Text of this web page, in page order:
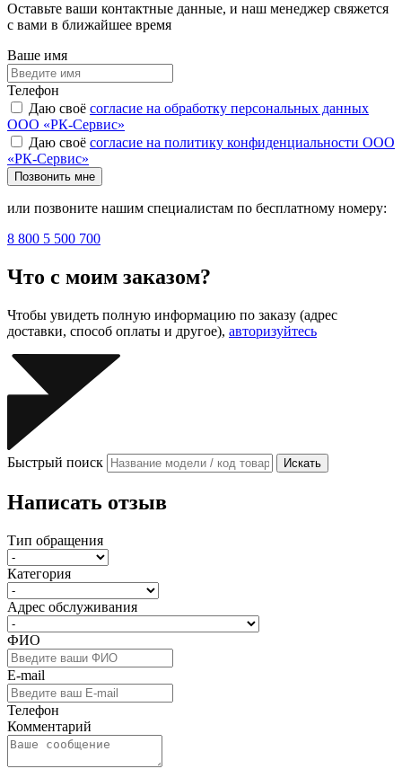
Оставьте ваши контактные данные, и наш менеджер свяжется
с вами в ближайшее время
Ваше имя
Телефон
Даю своё согласие на обработку персональных данных
ООО «РК-Сервис»
Даю своё согласие на политику конфиденциальности ООО
«РК-Сервис»
Позвонить мне
или позвоните нашим специалистам по бесплатному номеру:
8 800 5 500 700
Что с моим заказом?
Чтобы увидеть полную информацию по заказу (адрес
доставки, способ оплаты и другое), авторизуйтесь
Быстрый поиск Искать
Написать отзыв
Тип обращения
Категория
Адрес обслуживания
ФИО
E-mail
Телефон
Комментарий